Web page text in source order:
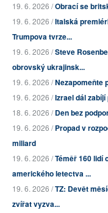
19. 6. 2026 /Obrací se
19. 6. 2026 /Italská
Trumpova tvrze...
19. 6. 2026 /Steve
obrovský ukrajinsk...
19. 6. 2026 /Nezapomeňte
19. 6. 2026 /Izrael dál
18. 6. 2026 /Den bez
19. 6. 2026 /Propad v
miliard
19. 6. 2026 /Téměř 160 lidí
amerického letectva ...
19. 6. 2026 /TZ: Devět
zvířat vyzva...